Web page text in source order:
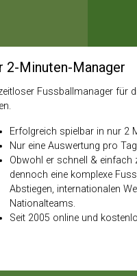
2-Minuten-Manager
Fussballmanager für
Erfolgreich spielbar in nur 2
Nur eine Auswertung pro
Obwohl er schnell & einfach
dennoch eine komplexe
Abstiegen, internationalen
Nationalteams.
Seit 2005 online und